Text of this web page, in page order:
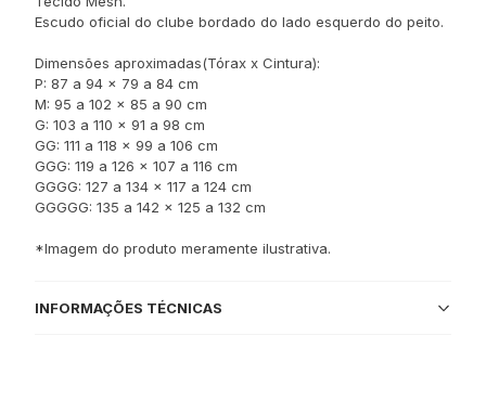
Escudo oficial do clube bordado do lado esquerdo do peito.
Dimensões aproximadas(Tórax x Cintura):
P: 87 a 94 x 79 a 84 cm
M: 95 a 102 x 85 a 90 cm
G: 103 a 110 x 91 a 98 cm
GG: 111 a 118 x 99 a 106 cm
GGG: 119 a 126 x 107 a 116 cm
GGGG: 127 a 134 x 117 a 124 cm
GGGGG: 135 a 142 x 125 a 132 cm
*Imagem do produto meramente ilustrativa.
INFORMAÇÕES TÉCNICAS